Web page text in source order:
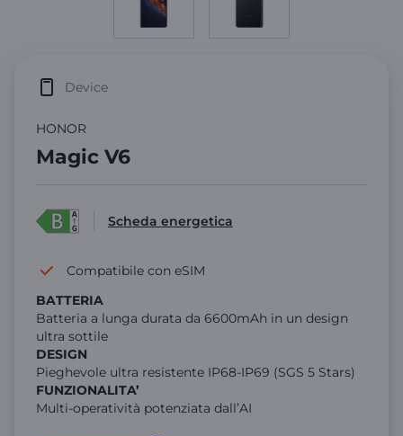
HONOR
Magic V6
Device
Scheda energetica
Compatibile con eSIM
BATTERIA
Batteria a lunga durata da 6600mAh in un design
ultra sottile
DESIGN
Pieghevole ultra resistente IP68-IP69 (SGS 5 Stars)
FUNZIONALITA’
Multi-operatività potenziata dall’AI